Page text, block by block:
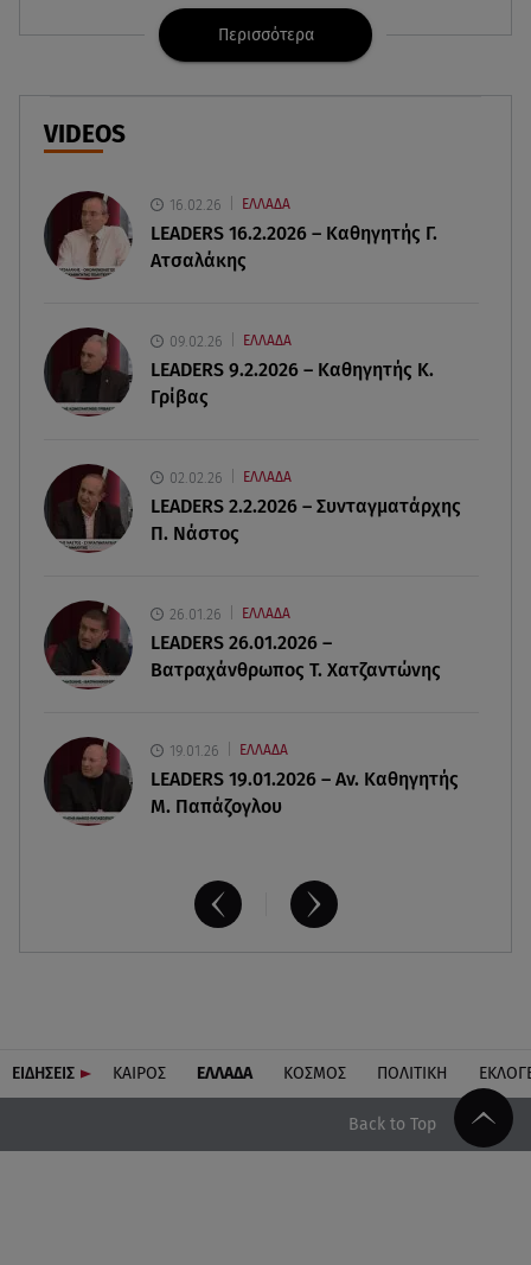
Φωτιά στην Αττικοβοιωτία: Ενέργεια ίση με έξι
ατομικές βόμβες
08.08.26 , 21:20
από τη νέα συμμαχία
08.08.26 , 19:19
08.08.26 , 18:51
BYD: Στην 91η θέση της λίστας Fortune Global
500 για το 2026
08.08.26 , 17:45
Εριέττα Κούρκουλου: Η συγκινητική ανάρτηση
για τα 33α γενέθλιά της
Νεκρή μεγαλόσωμη αρκούδα στην Καστοριά,
πιθανόν από πυροβολισμό
Περισσότερα
VIDEOS
16.02.26 ΕΛΛΑΔΑ
LEADERS 16.2.2026 – Καθηγητής Γ.
Ατσαλάκης
09.02.26 ΕΛΛΑΔΑ
LEADERS 9.2.2026 – Καθηγητής Κ.
Γρίβας
02.02.26 ΕΛΛΑΔΑ
LEADERS 2.2.2026 – Συνταγματάρχης
Π. Νάστος
26.01.26 ΕΛΛΑΔΑ
LEADERS 26.01.2026 –
Βατραχάνθρωπος Τ. Χατζαντώνης
19.01.26 ΕΛΛΑΔΑ
LEADERS 19.01.2026 – Αν. Καθηγητής
Μ. Παπάζογλου
ΕΙΔΗΣΕΙΣ ΚΑΙΡΟΣ ΕΛΛΑΔΑ ΚΟΣΜΟΣ ΠΟΛΙΤΙΚΗ
Back to Top